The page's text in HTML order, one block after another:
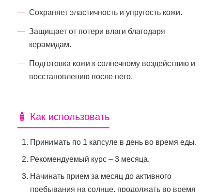
Сохраняет эластичность и упругость кожи.
Защищает от потери влаги благодаря
керамидам.
Подготовка кожи к солнечному воздействию и
восстановлению после него.
🧴 Как использовать
Принимать по 1 капсуле в день во время еды.
Рекомендуемый курс – 3 месяца.
Начинать прием за месяц до активного
пребывания на солнце, продолжать во время